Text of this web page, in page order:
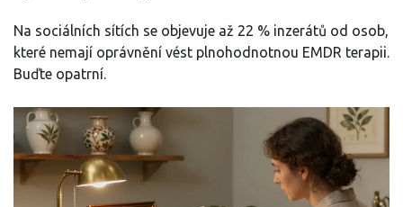
Na sociálních sítích se objevuje až 22 % inzerátů od osob,
které nemají oprávnění vést plnohodnotnou EMDR terapii.
Buďte opatrní.